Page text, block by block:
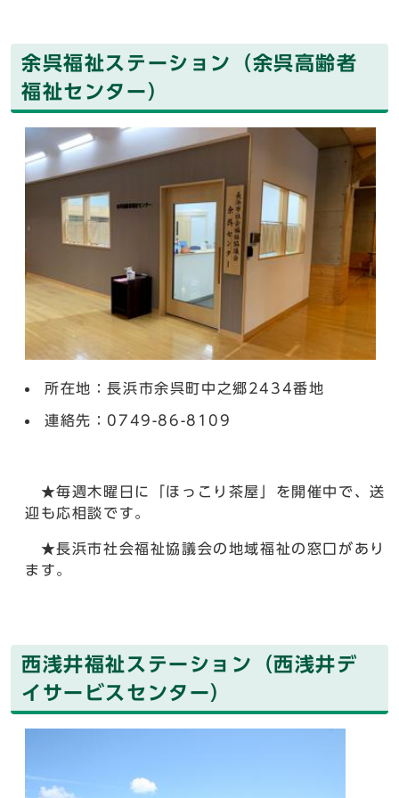
余呉福祉ステーション（余呉高齢者
福祉センター）
所在地：長浜市余呉町中之郷2434番地
連絡先：0749-86-8109
★毎週木曜日に「ほっこり茶屋」を開催中で、送
迎も応相談です。
★長浜市社会福祉協議会の地域福祉の窓口があり
ます。
西浅井福祉ステーション（西浅井デ
イサービスセンター）